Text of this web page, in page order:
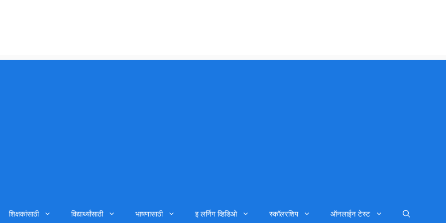
शिक्षकांसाठी विद्यार्थ्यांसाठी भाषणासाठी इ लर्निग व्हिडिओ स्कॉलरशिप ऑनलाईन टेस्ट